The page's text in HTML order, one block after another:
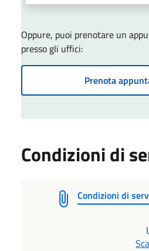
Oppure, puoi prenotare un
presso gli uffici:
Prenota
Condizioni di
Condizioni di